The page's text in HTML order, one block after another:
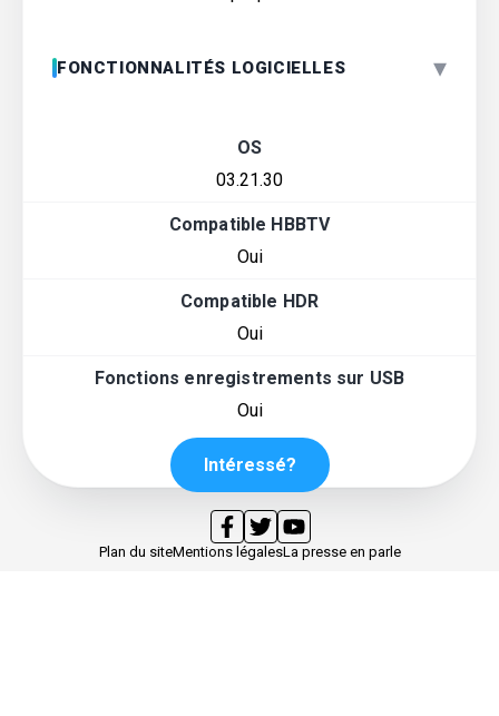
FONCTIONNALITÉS LOGICIELLES ▾
OS
03.21.30
Compatible HBBTV
Oui
Compatible HDR
Oui
Fonctions enregistrements sur USB
Oui
Intéressé?
Plan du siteMentions légalesLa presse en parle